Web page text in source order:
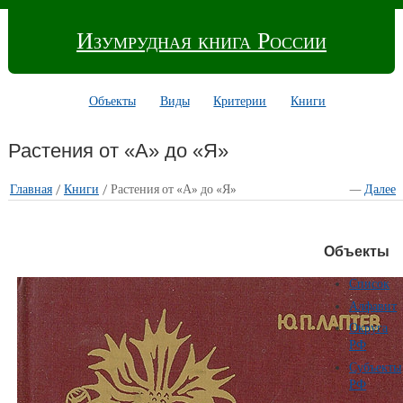
Изумрудная книга России
Объекты Виды Критерии Книги
Растения от «А» до «Я»
Главная/ —Далее
Книги / Растения от «А» до «Я»
Объекты
Список
Алфавит
Округа
РФ
Субъекты
РФ